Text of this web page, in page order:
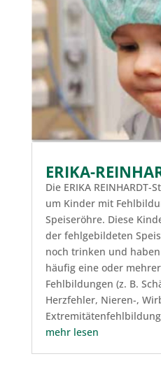
ERIKA-
Die ERIKA
um Kinder mit
Speiseröhre. Diese
der fehlgebildeten
noch trinken und
häufig eine oder
Fehlbildungen (z. B.
Herzfehler, Nieren-,
mehr lesen